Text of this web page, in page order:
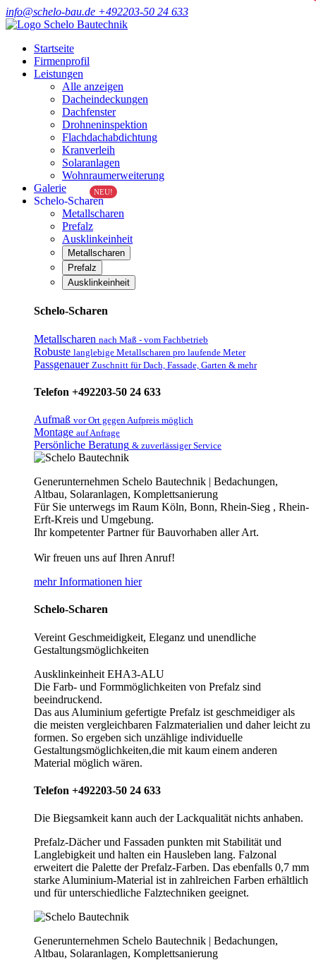
info@schelo-bau.de +492203-50 24 633
Startseite
Firmenprofil
Leistungen
Alle anzeigen
Dacheindeckungen
Dachfenster
Drohneninspektion
Flachdachabdichtung
Kranverleih
Solaranlagen
Wohnraumerweiterung
Galerie
Schelo-Scharen
NEU!
Metallscharen
Prefalz
Ausklinkeinheit
Metallscharen
Prefalz
Ausklinkeinheit
Schelo-Scharen
Metallscharen nach Maß - vom Fachbetrieb
Robuste langlebige Metallscharen pro laufende Meter
Passgenauer Zuschnitt für Dach, Fassade, Garten & mehr
Telefon +492203-50 24 633
Aufmaß vor Ort gegen Aufpreis möglich
Montage auf Anfrage
Persönliche Beratung & zuverlässiger Service
Generunternehmen Schelo Bautechnik | Bedachungen,
Altbau, Solaranlagen, Komplettsanierung
Für Sie unterwegs im Raum Köln, Bonn, Rhein-Sieg , Rhein-
Erft-Kreis und Umgebung.
Ihr kompetenter Partner für Bauvorhaben aller Art.
Wir freuen uns auf Ihren Anruf!
mehr Informationen hier
Schelo-Scharen
Vereint Geschmeidigkeit, Eleganz und unendliche
Gestaltungsmöglichkeiten
Ausklinkeinheit EHA3-ALU
Die Farb- und Formmöglichkeiten von Prefalz sind
beeindruckend.
Das aus Aluminium gefertigte Prefalz ist geschmeidiger als
die meisten vergleichbaren Falzmaterialien und daher leicht zu
formen. So ergeben sich unzählige individuelle
Gestaltungsmöglichkeiten,die mit kaum einem anderen
Material möglich wären.
Telefon +492203-50 24 633
Die Biegsamkeit kann auch der Lackqualität nichts anhaben.
Prefalz-Dächer und Fassaden punkten mit Stabilität und
Langlebigkeit und halten ein Hausleben lang. Falzonal
erweitert die Palette der Prefalz-Farben. Das ebenfalls 0,7 mm
starke Aluminium-Material ist in zahlreichen Farben erhältlich
und für unterschiedliche Falztechniken geeignet.
Generunternehmen Schelo Bautechnik | Bedachungen,
Altbau, Solaranlagen, Komplettsanierung